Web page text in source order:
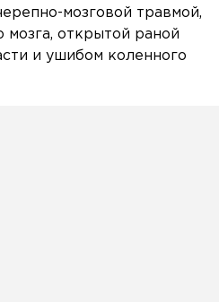
мозговой травмой,
мозга, открытой раной
и ушибом коленного